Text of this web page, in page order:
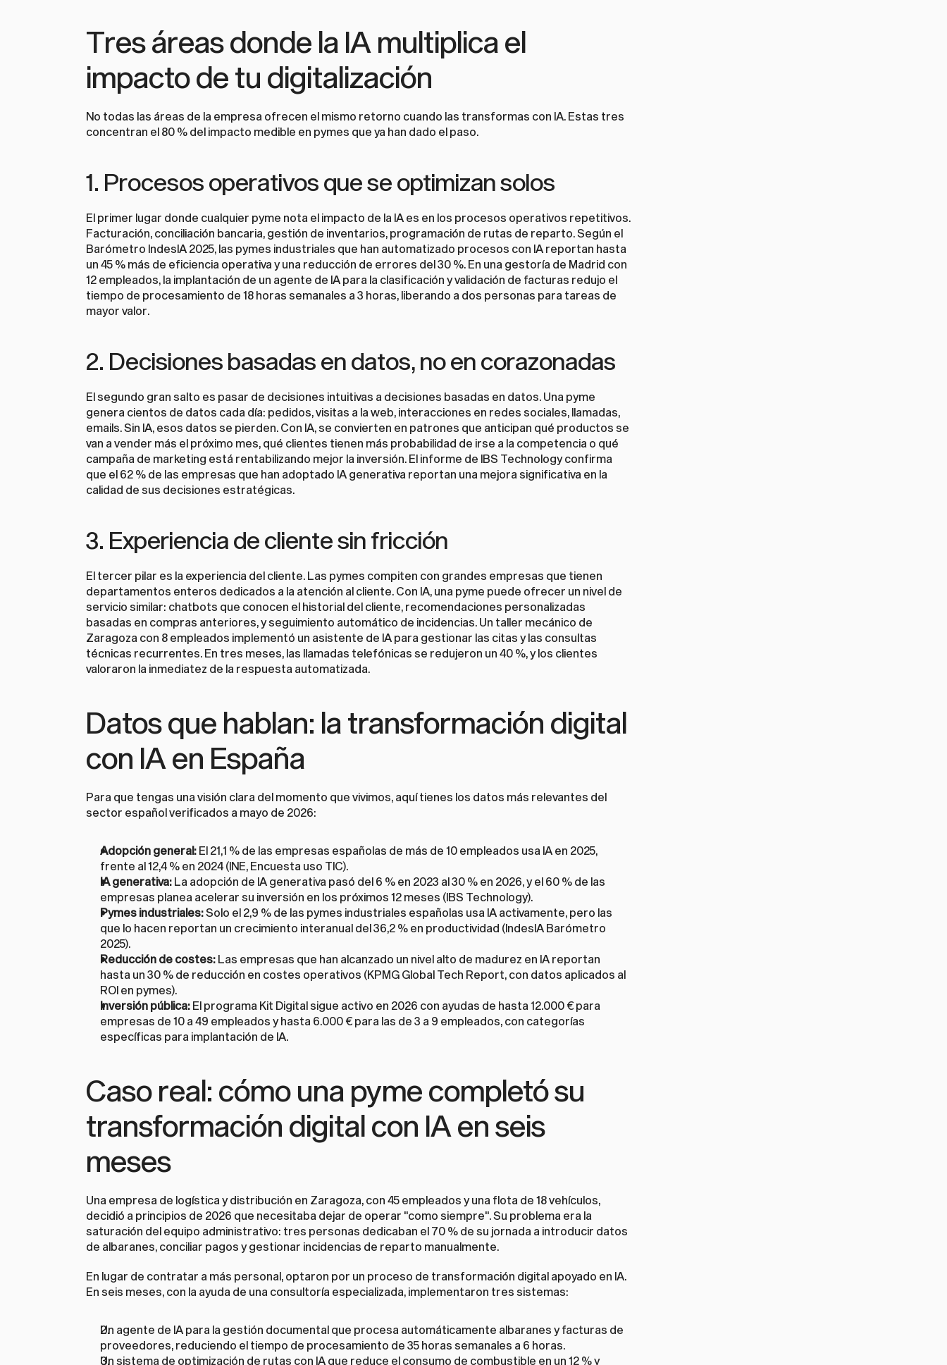
Tres áreas donde la IA multiplica el
impacto de tu digitalización
No todas las áreas de la empresa ofrecen el mismo retorno cuando las transformas con IA. Estas tres
concentran el 80 % del impacto medible en pymes que ya han dado el paso.
1. Procesos operativos que se optimizan solos
El primer lugar donde cualquier pyme nota el impacto de la IA es en los procesos operativos repetitivos.
Facturación, conciliación bancaria, gestión de inventarios, programación de rutas de reparto. Según el
Barómetro IndesIA 2025, las pymes industriales que han automatizado procesos con IA reportan hasta
un 45 % más de eficiencia operativa y una reducción de errores del 30 %. En una gestoría de Madrid con
12 empleados, la implantación de un agente de IA para la clasificación y validación de facturas redujo el
tiempo de procesamiento de 18 horas semanales a 3 horas, liberando a dos personas para tareas de
mayor valor.
2. Decisiones basadas en datos, no en corazonadas
El segundo gran salto es pasar de decisiones intuitivas a decisiones basadas en datos. Una pyme
genera cientos de datos cada día: pedidos, visitas a la web, interacciones en redes sociales, llamadas,
emails. Sin IA, esos datos se pierden. Con IA, se convierten en patrones que anticipan qué productos se
van a vender más el próximo mes, qué clientes tienen más probabilidad de irse a la competencia o qué
campaña de marketing está rentabilizando mejor la inversión. El informe de IBS Technology confirma
que el 62 % de las empresas que han adoptado IA generativa reportan una mejora significativa en la
calidad de sus decisiones estratégicas.
3. Experiencia de cliente sin fricción
El tercer pilar es la experiencia del cliente. Las pymes compiten con grandes empresas que tienen
departamentos enteros dedicados a la atención al cliente. Con IA, una pyme puede ofrecer un nivel de
servicio similar: chatbots que conocen el historial del cliente, recomendaciones personalizadas
basadas en compras anteriores, y seguimiento automático de incidencias. Un taller mecánico de
Zaragoza con 8 empleados implementó un asistente de IA para gestionar las citas y las consultas
técnicas recurrentes. En tres meses, las llamadas telefónicas se redujeron un 40 %, y los clientes
valoraron la inmediatez de la respuesta automatizada.
Datos que hablan: la transformación digital
con IA en España
Para que tengas una visión clara del momento que vivimos, aquí tienes los datos más relevantes del
sector español verificados a mayo de 2026:
Adopción general: El 21,1 % de las empresas españolas de más de 10 empleados usa IA en 2025,
frente al 12,4 % en 2024 (INE, Encuesta uso TIC).
IA generativa: La adopción de IA generativa pasó del 6 % en 2023 al 30 % en 2026, y el 60 % de las
empresas planea acelerar su inversión en los próximos 12 meses (IBS Technology).
Pymes industriales: Solo el 2,9 % de las pymes industriales españolas usa IA activamente, pero las
que lo hacen reportan un crecimiento interanual del 36,2 % en productividad (IndesIA Barómetro
2025).
Reducción de costes: Las empresas que han alcanzado un nivel alto de madurez en IA reportan
hasta un 30 % de reducción en costes operativos (KPMG Global Tech Report, con datos aplicados al
ROI en pymes).
Inversión pública: El programa Kit Digital sigue activo en 2026 con ayudas de hasta 12.000 € para
empresas de 10 a 49 empleados y hasta 6.000 € para las de 3 a 9 empleados, con categorías
específicas para implantación de IA.
Caso real: cómo una pyme completó su
transformación digital con IA en seis
meses
Una empresa de logística y distribución en Zaragoza, con 45 empleados y una flota de 18 vehículos,
decidió a principios de 2026 que necesitaba dejar de operar "como siempre". Su problema era la
saturación del equipo administrativo: tres personas dedicaban el 70 % de su jornada a introducir datos
de albaranes, conciliar pagos y gestionar incidencias de reparto manualmente.
En lugar de contratar a más personal, optaron por un proceso de transformación digital apoyado en IA.
En seis meses, con la ayuda de una consultoría especializada, implementaron tres sistemas:
Un agente de IA para la gestión documental que procesa automáticamente albaranes y facturas de
proveedores, reduciendo el tiempo de procesamiento de 35 horas semanales a 6 horas.
Un sistema de optimización de rutas con IA que reduce el consumo de combustible en un 12 % y